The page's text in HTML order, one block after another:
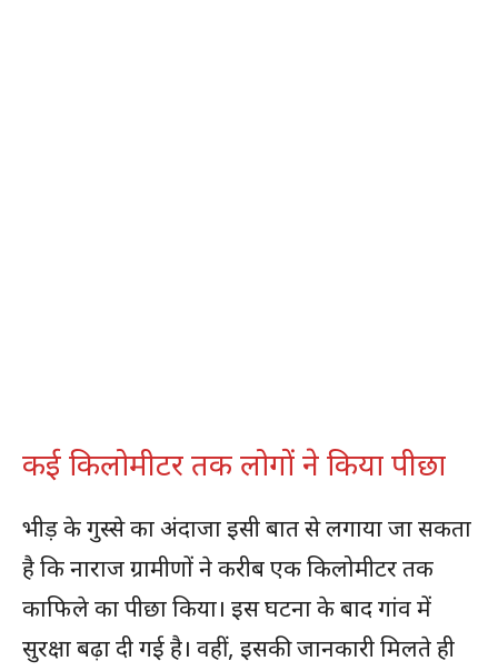
कई किलोमीटर तक लोगों ने किया पीछा
भीड़ के गुस्से का अंदाजा इसी बात से लगाया जा सकता
है कि नाराज ग्रामीणों ने करीब एक किलोमीटर तक
काफिले का पीछा किया। इस घटना के बाद गांव में
सुरक्षा बढ़ा दी गई है। वहीं, इसकी जानकारी मिलते ही